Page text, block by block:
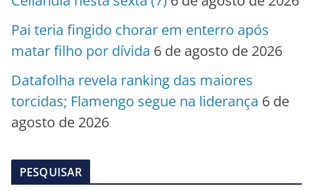
Pai teria fingido chorar em enterro após
matar filho por dívida 6 de agosto de 2026
Datafolha revela ranking das maiores
torcidas; Flamengo segue na liderança 6 de
agosto de 2026
PESQUISAR